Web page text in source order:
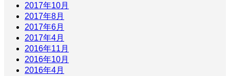
2017年10月
2017年8月
2017年6月
2017年4月
2016年11月
2016年10月
2016年4月